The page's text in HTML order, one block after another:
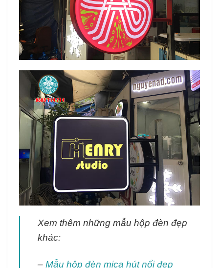
Xem thêm những mẫu hộp đèn đẹp
khác:
– Mẫu hộp đèn mica hút nổi đẹp